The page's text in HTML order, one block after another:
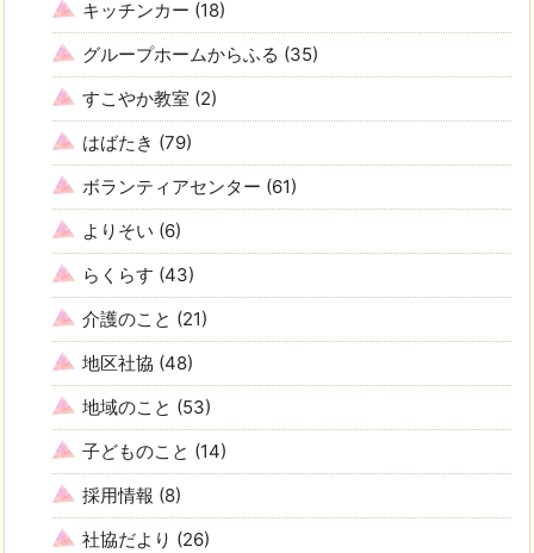
キッチンカー (18)
グループホームからふる (35)
すこやか教室 (2)
はばたき (79)
ボランティアセンター (61)
よりそい (6)
らくらす (43)
介護のこと (21)
地区社協 (48)
地域のこと (53)
子どものこと (14)
採用情報 (8)
社協だより (26)